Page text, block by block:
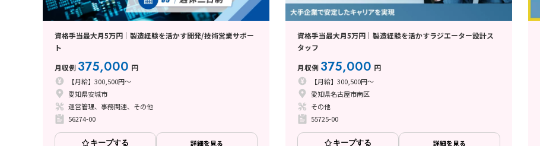
資格手当最大月5万円｜製造経験を活かす開発/技術営業サポー
ト
月収例 375,000 円
【月給】300,500円～
愛知県安城市
運営管理、事務関連、その他
56274-00
キープする 詳細を見る
資格手当最大月5万円｜製造経験を活かすラジエーター設計ス
タッフ
月収例 375,000 円
【月給】300,500円～
愛知県名古屋市南区
その他
55725-00
キープする 詳細を見る